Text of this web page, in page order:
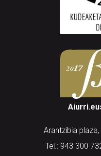
Arantzibia
Tel.: 943 300